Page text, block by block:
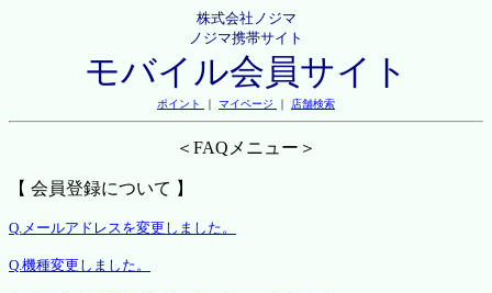
株式会社ノジマ
ノジマ携帯サイト
モバイル会員サイト
ポイント ｜ マイページ ｜ 店舗検索
＜FAQメニュー＞
【 会員登録について 】
Q.メールアドレスを変更しました。
Q.機種変更しました。